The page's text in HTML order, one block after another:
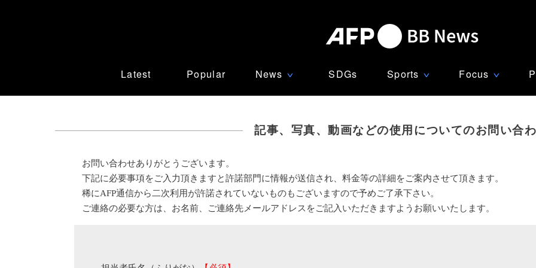
Latest Popular News ∨ SDGs Sports ∨ Focus ∨
記事、写真、動画などの使用についてのお問い合
お問い合わせありがとうございます。
下記に必要事項をご入力頂きますと許諾部門に情報が送信され、料金等の詳細をご案内させて頂きます。
稀にAFP通信から二次利用が許諾されていないものもございますので予めご了承下さい。
ご連絡の必要な方は、お名前、ご連絡先メールアドレスをご記入いただきますようお願いいたします。